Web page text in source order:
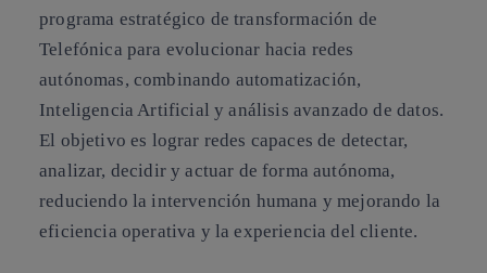
programa estratégico de transformación de
Telefónica para evolucionar hacia redes
autónomas, combinando automatización,
Inteligencia Artificial y análisis avanzado de datos.
El objetivo es lograr redes capaces de detectar,
analizar, decidir y actuar de forma autónoma,
reduciendo la intervención humana y mejorando la
eficiencia operativa y la experiencia del cliente.